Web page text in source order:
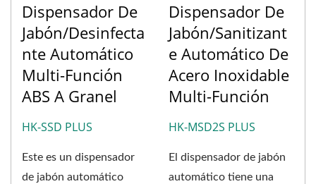
Dispensador De
Jabón/Desinfecta
Nte Automático
Multi-Función
ABS A Granel
HK-SSD PLUS
Este es un dispensador
de jabón automático
Dispensador De
Jabón/Sanitizant
E Automático De
Acero Inoxidable
Multi-Función
HK-MSD2S PLUS
El dispensador de jabón
automático tiene una